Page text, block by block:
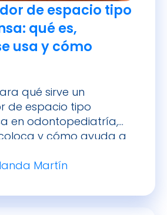
de espacio tipo
qué es,
usa y cómo
qué sirve un
de espacio tipo
en odontopediatría,
y cómo ayuda a
alineación dental tras
un diente de leche.
Martín